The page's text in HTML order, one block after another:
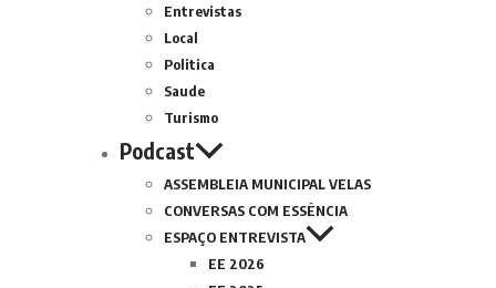
Entrevistas
Local
Politica
Saude
Turismo
Podcast
ASSEMBLEIA MUNICIPAL VELAS
CONVERSAS COM ESSÊNCIA
ESPAÇO ENTREVISTA
EE 2026